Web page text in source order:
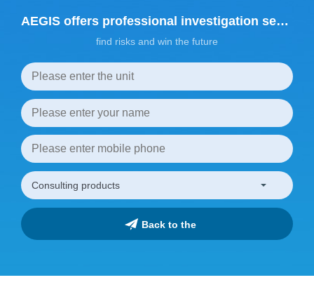
AEGIS offers professional investigation services
find risks and win the future